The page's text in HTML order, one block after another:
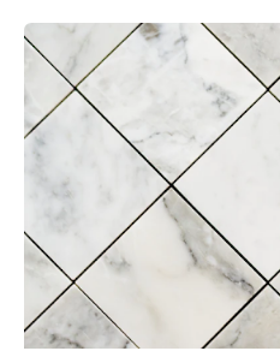
Lantai
Keramik
vs.
Mana
yang
Lebih
Cocok
untuk